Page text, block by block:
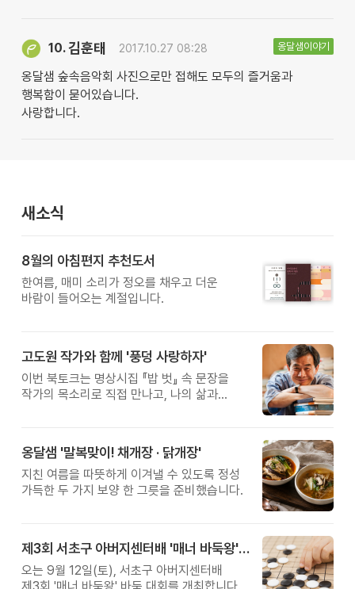
10.김훈태 2017.10.27 08:28
옹달샘 숲속음악회 사진으로만 접해도 모두의 즐거움과
행복함이 묻어있습니다.
사랑합니다.
옹달샘이야기
새소식
8월의 아침편지 추천도서
한여름, 매미 소리가 정오를 채우고 더운
바람이 들어오는 계절입니다.
고도원 작가와 함께 '풍덩 사랑하자'
이번 북토크는 명상시집 『밥 벗』 속 문장을
작가의 목소리로 직접 만나고, 나의 삶과
옹달샘 '말복맞이! 채개장 · 닭개장'
지친 여름을 따뜻하게 이겨낼 수 있도록 정성
가득한 두 가지 보양 한 그릇을 준비했습니다.
제3회 서초구 아버지센터배 '매너 바둑왕' 대회
오는 9월 12일(토), 서초구 아버지센터배